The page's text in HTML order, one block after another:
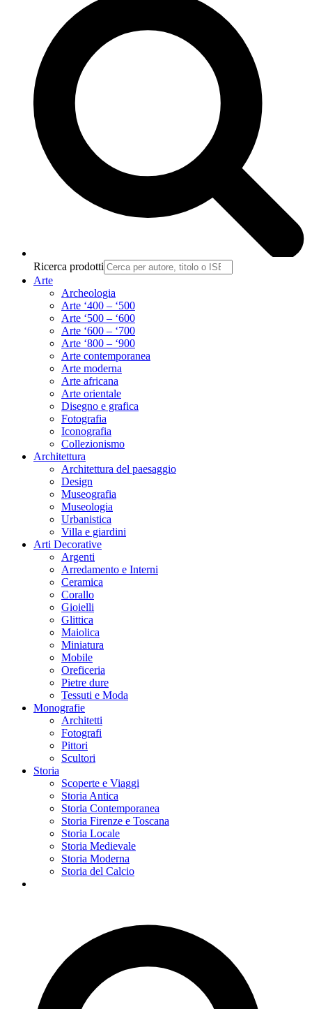
Ricerca prodotti
Arte
Archeologia
Arte ‘400 – ‘500
Arte ‘500 – ‘600
Arte ‘600 – ‘700
Arte ‘800 – ‘900
Arte contemporanea
Arte moderna
Arte africana
Arte orientale
Disegno e grafica
Fotografia
Iconografia
Collezionismo
Architettura
Architettura del paesaggio
Design
Museografia
Museologia
Urbanistica
Villa e giardini
Arti Decorative
Argenti
Arredamento e Interni
Ceramica
Corallo
Gioielli
Glittica
Maiolica
Miniatura
Mobile
Oreficeria
Pietre dure
Tessuti e Moda
Monografie
Architetti
Fotografi
Pittori
Scultori
Storia
Scoperte e Viaggi
Storia Antica
Storia Contemporanea
Storia Firenze e Toscana
Storia Locale
Storia Medievale
Storia Moderna
Storia del Calcio